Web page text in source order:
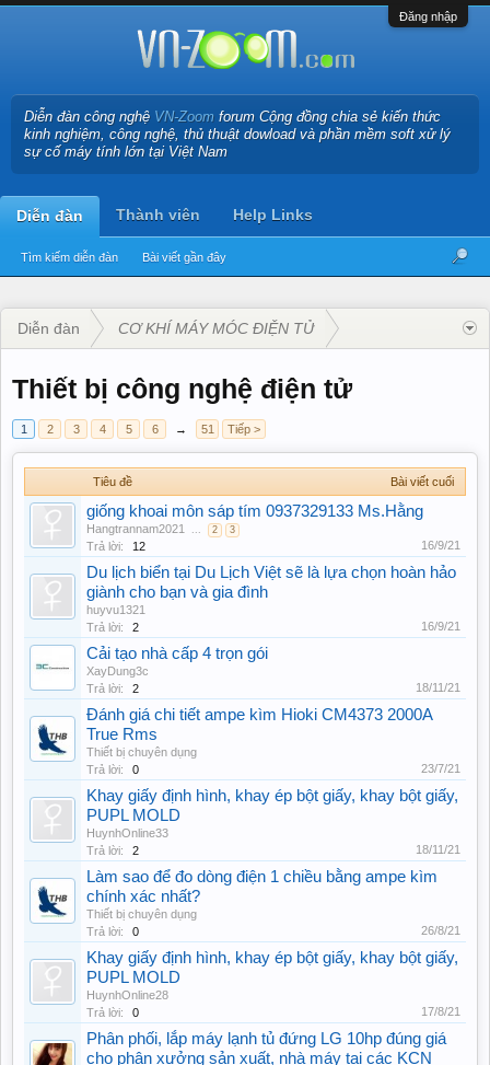
Đăng nhập
Diễn đàn công nghệ VN-Zoom forum Cộng đồng chia sẻ kiến thức
kinh nghiệm, công nghệ, thủ thuật dowload và phần mềm soft xử lý
sự cố máy tính lớn tại Việt Nam
Diễn đàn
Tìm kiếm diễn đàn Bài viết gần đây
Thành viên Help Links
Diễn đàn CƠ KHÍ MÁY MÓC ĐIỆN TỬ
Thiết bị công nghệ điện tử
1 2 3 4 5 6 → 51 Tiếp >
Tiêu đề Bài viết cuối
giống khoai môn sáp tím 0937329133 Ms.Hằng
Hangtrannam2021 ... 2 3
Trả lời: 12 16/9/21
Du lịch biển tại Du Lịch Việt sẽ là lựa chọn hoàn hảo
giành cho bạn và gia đình
huyvu1321
Trả lời:
2 16/9/21
Cải tạo nhà cấp 4 trọn gói
XayDung3c
Trả lời:
2 18/11/21
Đánh giá chi tiết ampe kìm Hioki CM4373 2000A
True Rms
Thiết bị chuyên dụng
Trả lời:
0 23/7/21
Khay giấy định hình, khay ép bột giấy, khay bột giấy,
PUPL MOLD
HuynhOnline33
Trả lời:
2 18/11/21
Làm sao để đo dòng điện 1 chiều bằng ampe kìm
chính xác nhất?
Thiết bị chuyên dụng
Trả lời:
0 26/8/21
Khay giấy định hình, khay ép bột giấy, khay bột giấy,
PUPL MOLD
HuynhOnline28
Trả lời:
0 17/8/21
Phân phối, lắp máy lạnh tủ đứng LG 10hp đúng giá
cho phân xưởng sản xuất, nhà máy tại các KCN